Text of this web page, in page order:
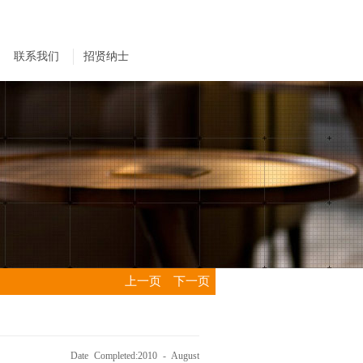
联系我们 招贤纳士
下一页
上一页
Date Completed:2010 - August